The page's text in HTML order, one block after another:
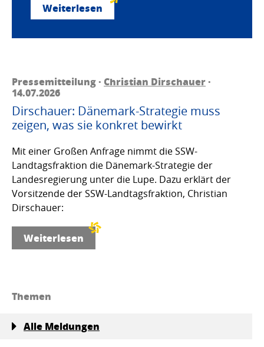
Weiterlesen
Pressemitteilung · Christian Dirschauer·
14.07.2026
Dirschauer: Dänemark-Strategie muss
zeigen, was sie konkret bewirkt
Mit einer Großen Anfrage nimmt die SSW-
Landtagsfraktion die Dänemark-Strategie der
Landesregierung unter die Lupe. Dazu erklärt der
Vorsitzende der SSW-Landtagsfraktion, Christian
Dirschauer:
Weiterlesen
Themen
Alle Meldungen